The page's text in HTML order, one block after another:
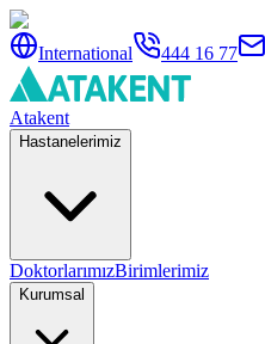
International 444 16 77
Atakent
Hastanelerimiz
DoktorlarımızBirimlerimiz
Kurumsal